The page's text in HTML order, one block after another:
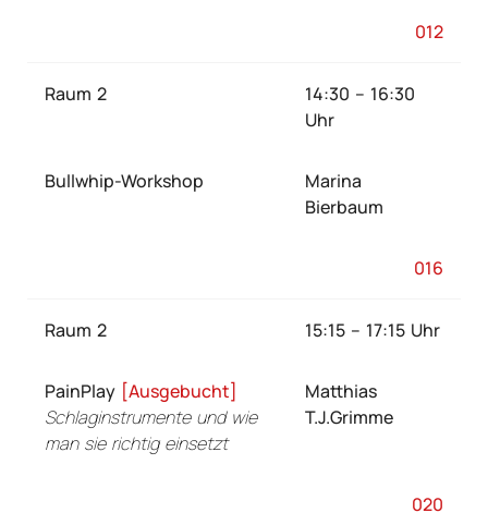
012
Raum 2
14:30 – 16:30
Uhr
Bullwhip-Workshop
Marina
Bierbaum
016
Raum 2 15:15 – 17:15 Uhr
PainPlay [Ausgebucht]
Schlaginstrumente und wie
man sie richtig einsetzt
Matthias
T.J.Grimme
020